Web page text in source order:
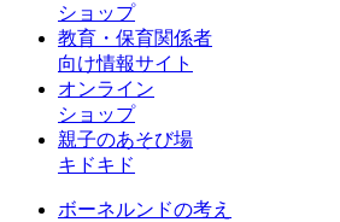
ショップ
教育・保育関係者
向け情報サイト
オンライン
ショップ
親子のあそび場
キドキド
ボーネルンドの考え